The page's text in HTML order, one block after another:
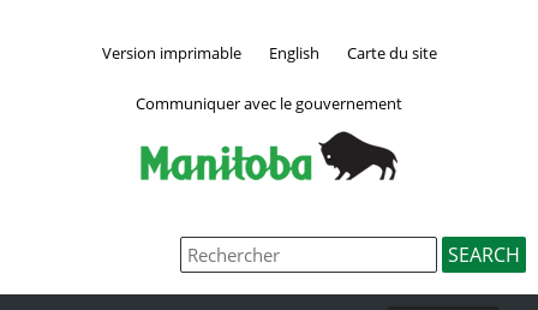
Version imprimable English Carte du site
Communiquer avec le gouvernement